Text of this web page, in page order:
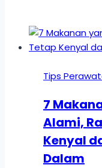
Tips
7
Alami,
Kenyal
Dalam